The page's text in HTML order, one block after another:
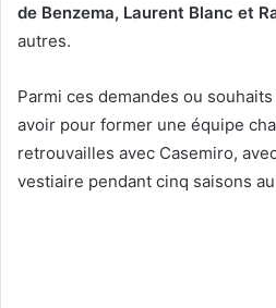
de Benzema, Laurent Blanc et
autres.
Parmi ces demandes ou
avoir pour former une équipe
retrouvailles avec Casemiro,
vestiaire pendant cinq saisons